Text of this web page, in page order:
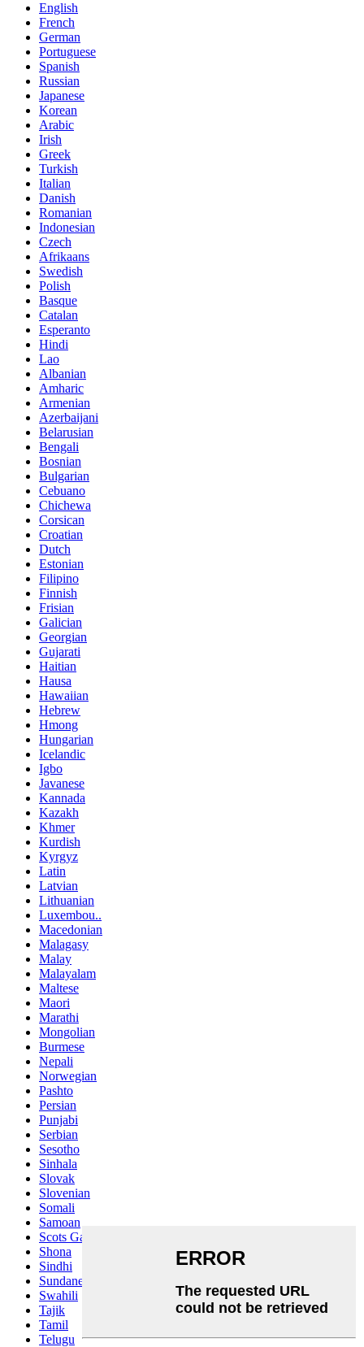
English
French
German
Portuguese
Spanish
Russian
Japanese
Korean
Arabic
Irish
Greek
Turkish
Italian
Danish
Romanian
Indonesian
Czech
Afrikaans
Swedish
Polish
Basque
Catalan
Esperanto
Hindi
Lao
Albanian
Amharic
Armenian
Azerbaijani
Belarusian
Bengali
Bosnian
Bulgarian
Cebuano
Chichewa
Corsican
Croatian
Dutch
Estonian
Filipino
Finnish
Frisian
Galician
Georgian
Gujarati
Haitian
Hausa
Hawaiian
Hebrew
Hmong
Hungarian
Icelandic
Igbo
Javanese
Kannada
Kazakh
Khmer
Kurdish
Kyrgyz
Latin
Latvian
Lithuanian
Luxembou..
Macedonian
Malagasy
Malay
Malayalam
Maltese
Maori
Marathi
Mongolian
Burmese
Nepali
Norwegian
Pashto
Persian
Punjabi
Serbian
Sesotho
Sinhala
Slovak
Slovenian
Somali
Samoan
Scots Gaelic
Shona
Sindhi
Sundanese
Swahili
Tajik
Tamil
Telugu